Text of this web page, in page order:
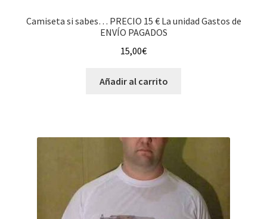
Camiseta si sabes… PRECIO 15 € La unidad Gastos de
ENVÍO PAGADOS
15,00€
Añadir al carrito